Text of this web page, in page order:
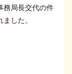
局長交代の件
した。